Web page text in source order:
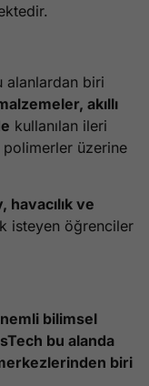
alanlardan biri
akıllı
kullanılan ileri
üzerine
ve
isteyen öğrenciler
bilimsel
bu alanda
biri